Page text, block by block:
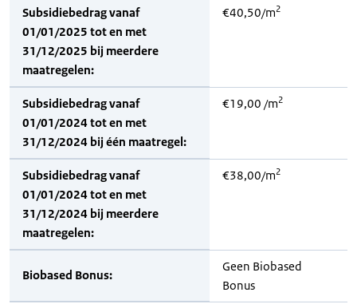
Subsidiebedrag vanaf
01/01/2025 tot en met
31/12/2025 bij meerdere
maatregelen:
€40,50/m2
Subsidiebedrag vanaf
01/01/2024 tot en met
31/12/2024 bij één maatregel:
€19,00 /m2
Subsidiebedrag vanaf
01/01/2024 tot en met
31/12/2024 bij meerdere
maatregelen:
€38,00/m2
Biobased Bonus:
Geen Biobased
Bonus